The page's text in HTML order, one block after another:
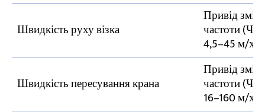
Швидкість руху візка
Привід
частоти
4,5–45 м/хв
Швидкість пересування крана
Привід
частоти
16–160 м/хв